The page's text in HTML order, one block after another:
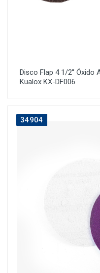
Disco Flap 4 1/2'' Óxido
Kualox KX-DF006
34904